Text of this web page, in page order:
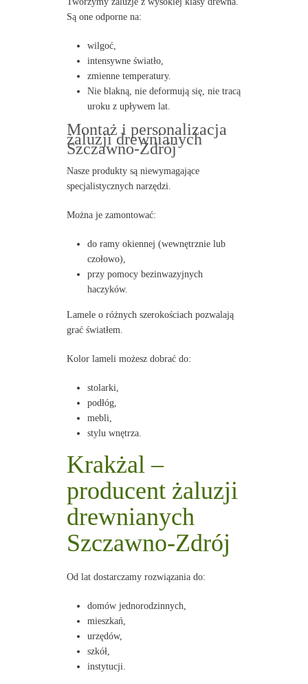
Są one odporne na:
wilgoć,
intensywne światło,
zmienne temperatury.
Nie blakną, nie deformują się, nie tracą
uroku z upływem lat.
Montaż i personalizacja
żaluzji drewnianych
Szczawno-Zdrój
Nasze produkty są niewymagające
specjalistycznych narzędzi.
Można je zamontować:
do ramy okiennej (wewnętrznie lub
czołowo),
przy pomocy bezinwazyjnych
haczyków.
Lamele o różnych szerokościach pozwalają
grać światłem.
Kolor lameli możesz dobrać do:
stolarki,
podłóg,
mebli,
stylu wnętrza.
Krakżal –
producent żaluzji
drewnianych
Szczawno-Zdrój
Od lat dostarczamy rozwiązania do:
domów jednorodzinnych,
mieszkań,
urzędów,
szkół,
instytucji.